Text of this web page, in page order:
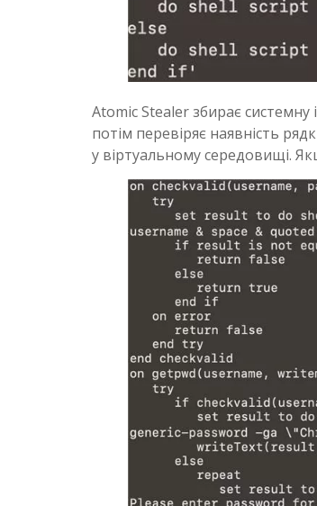
Atomic Stealer збирає
потім перевіряє наявність
у віртуальному середовищі.